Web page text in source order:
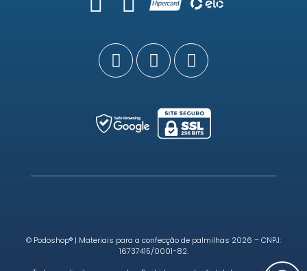
© Podoshop® | Materiais para a confecção de palmilhas 2026 – CNPJ:
16737415/0001-82.